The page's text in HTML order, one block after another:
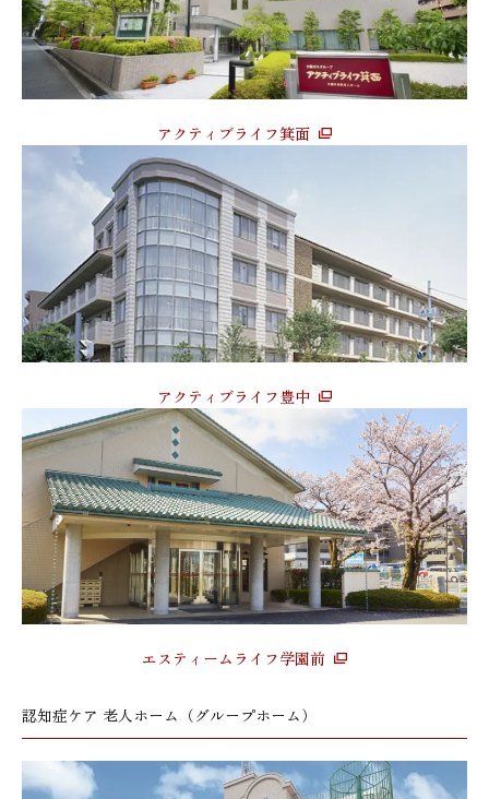
アクティブライフ箕面
アクティブライフ豊中
エスティームライフ学園前
認知症ケア 老人ホーム（グループホーム）